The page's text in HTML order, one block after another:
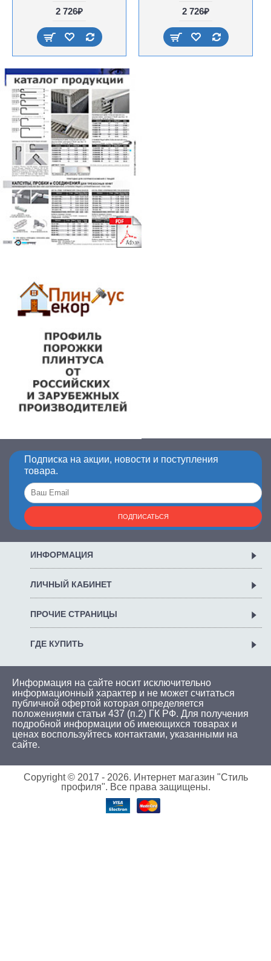
2 726₽
2 726₽
Подписка на акции, новости и поступления
товара.
ПОДПИСАТЬСЯ
ИНФОРМАЦИЯ
ЛИЧНЫЙ КАБИНЕТ
ПРОЧИЕ СТРАНИЦЫ
ГДЕ КУПИТЬ
Информация на сайте носит исключительно
информационный характер и не может считаться
публичной офертой которая определяется
положениями статьи 437 (п.2) ГК РФ. Для получения
подробной информации об имеющихся товарах и
ценах воспользуйтесь контактами, указанными на
сайте.
Copyright © 2017 - 2026. Интернет магазин "Стиль
профиля". Все права защищены.